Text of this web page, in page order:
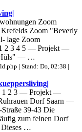
Zoom
Zoom "Beverly
lage Zoom
1 2 3 4 5 — Projekt —
Hüls" — …
| Stand: Do, 02:38 |
1 2 3 — Projekt —
Dorf Saarn —
39-43 Die
zum feinen Dorf
Dieses …